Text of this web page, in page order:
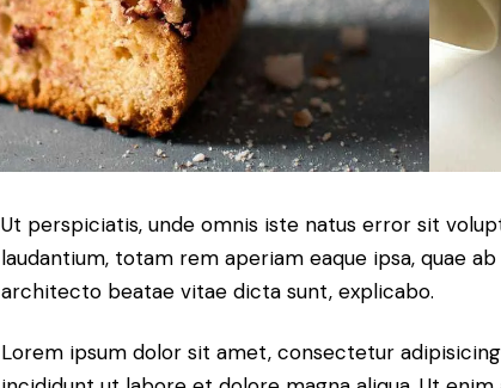
Ut perspiciatis, unde omnis iste natus error sit
laudantium, totam rem aperiam eaque ipsa, quae
architecto beatae vitae dicta sunt, explicabo.
Lorem ipsum dolor sit amet, consectetur